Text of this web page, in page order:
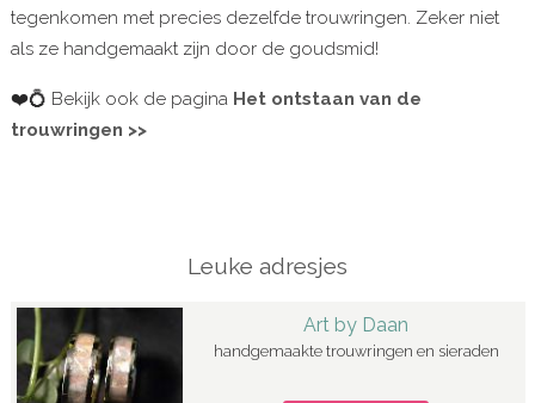
tegenkomen met precies dezelfde trouwringen. Zeker niet
als ze handgemaakt zijn door de goudsmid!
❤️💍 Bekijk ook de pagina Het ontstaan van de
trouwringen >>
Leuke adresjes
Art by Daan
handgemaakte trouwringen en sieraden